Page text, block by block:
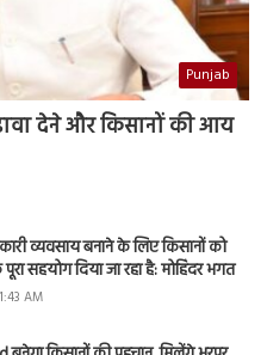
Punjab
देने और किसानों की आय
व्यवसाय बनाने के लिए किसानों को
सहयोग दिया जा रहा है: मोहिंदर भगत
AM